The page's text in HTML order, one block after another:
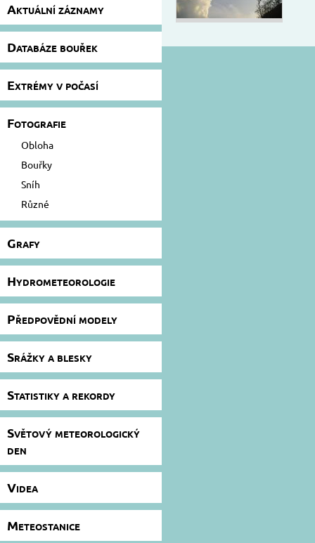
Aktuální záznamy
Databáze bouřek
Extrémy v počasí
Fotografie
Obloha
Bouřky
Sníh
Různé
Grafy
Hydrometeorologie
Předpovědní modely
Srážky a blesky
Statistiky a rekordy
Světový meteorologický
den
Videa
Meteostanice